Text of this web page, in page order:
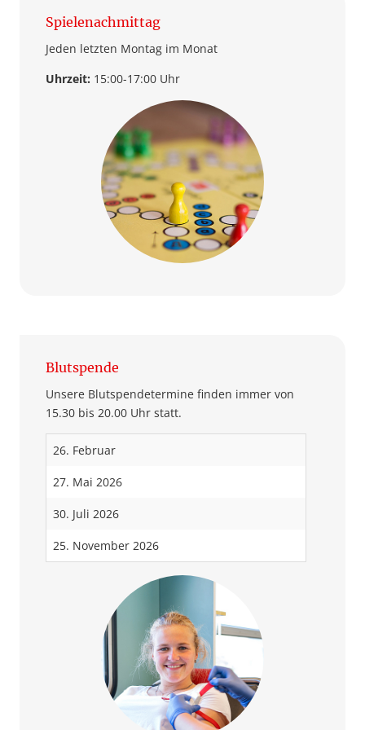
Spielenachmittag
Jeden letzten Montag im Monat
Uhrzeit: 15:00-17:00 Uhr
Blutspende
Unsere Blutspendetermine finden immer von
15.30 bis 20.00 Uhr statt.
26. Februar
27. Mai 2026
30. Juli 2026
25. November 2026